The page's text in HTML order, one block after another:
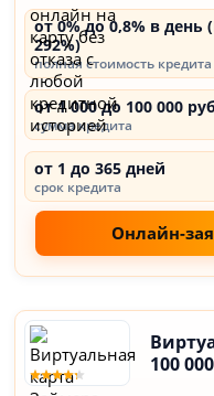
от 0% до 0,8% в день
292%)
полная стоимость
от 1 000 до 100 000
сумма кредита
от 1 до 365 дней
срок кредита
Онлайн-
100